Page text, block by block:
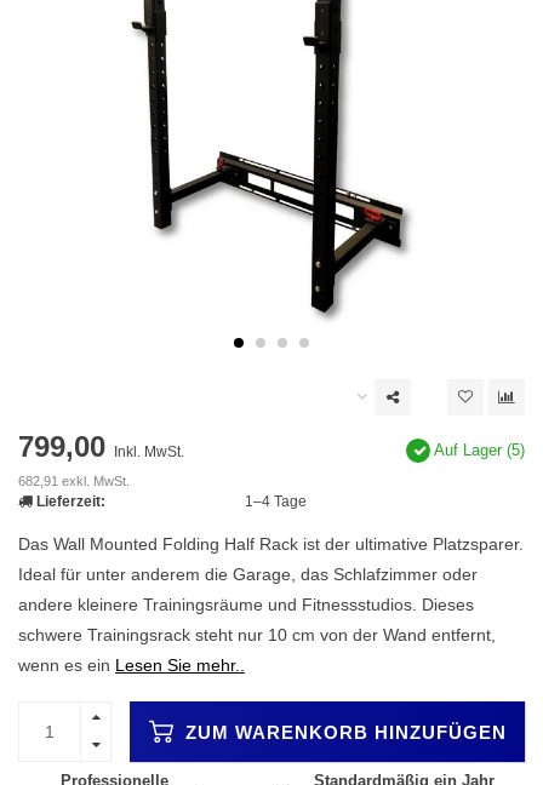
799,00 Inkl. MwSt.
682,91 exkl. MwSt.
Auf Lager (5)
Lieferzeit: 1–4 Tage
Das Wall Mounted Folding Half Rack ist der ultimative Platzsparer.
Ideal für unter anderem die Garage, das Schlafzimmer oder
andere kleinere Trainingsräume und Fitnessstudios. Dieses
schwere Trainingsrack steht nur 10 cm von der Wand entfernt,
wenn es ein Lesen Sie mehr..
ZUM WARENKORB HINZUFÜGEN
Professionelle
Standardmäßig ein Jahr